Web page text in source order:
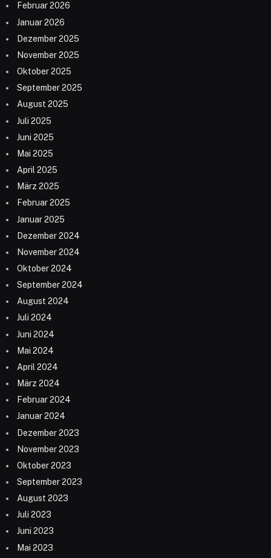
Februar 2026
Januar 2026
Dezember 2025
November 2025
Oktober 2025
September 2025
August 2025
Juli 2025
Juni 2025
Mai 2025
April 2025
März 2025
Februar 2025
Januar 2025
Dezember 2024
November 2024
Oktober 2024
September 2024
August 2024
Juli 2024
Juni 2024
Mai 2024
April 2024
März 2024
Februar 2024
Januar 2024
Dezember 2023
November 2023
Oktober 2023
September 2023
August 2023
Juli 2023
Juni 2023
Mai 2023